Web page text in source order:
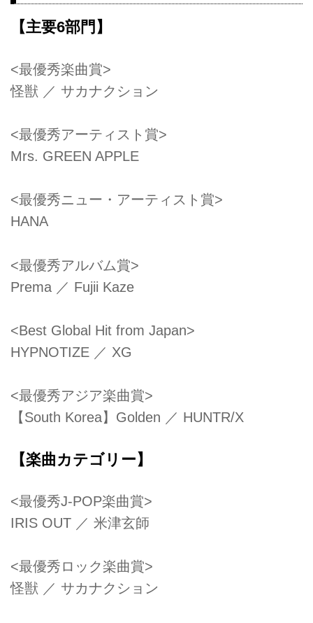
【主要6部門】
<最優秀楽曲賞>
怪獣 ／ サカナクション
<最優秀アーティスト賞>
Mrs. GREEN APPLE
<最優秀ニュー・アーティスト賞>
HANA
<最優秀アルバム賞>
Prema ／ Fujii Kaze
<Best Global Hit from Japan>
HYPNOTIZE ／ XG
<最優秀アジア楽曲賞>
【South Korea】Golden ／ HUNTR/X
【楽曲カテゴリー】
<最優秀J-POP楽曲賞>
IRIS OUT ／ ⽶津⽞師
<最優秀ロック楽曲賞>
怪獣 ／ サカナクション